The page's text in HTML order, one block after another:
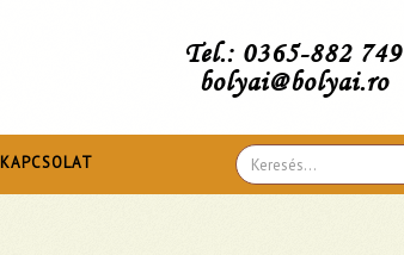
Tel.: 0365-882 749
bolyai@bolyai.ro
Search
...
KAPCSOLAT